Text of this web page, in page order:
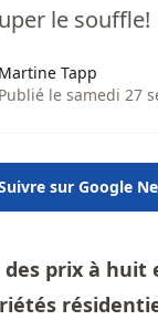
le souffle!
Martine Tapp
Publié le samedi 27
sur Google
des prix à huit